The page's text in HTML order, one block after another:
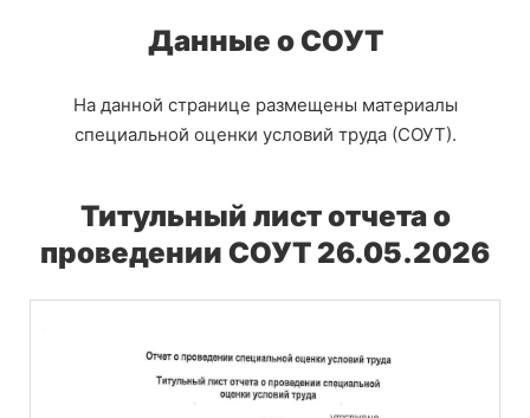
Данные о СОУТ
На данной странице размещены материалы
специальной оценки условий труда (СОУТ).
Титульный лист отчета о
проведении СОУТ 26.05.2026